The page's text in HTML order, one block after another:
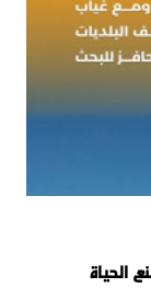
الحياة